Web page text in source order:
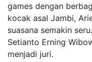
games dengan
kocak asal Jambi,
suasana semakin
Setianto Erning
menjadi juri.